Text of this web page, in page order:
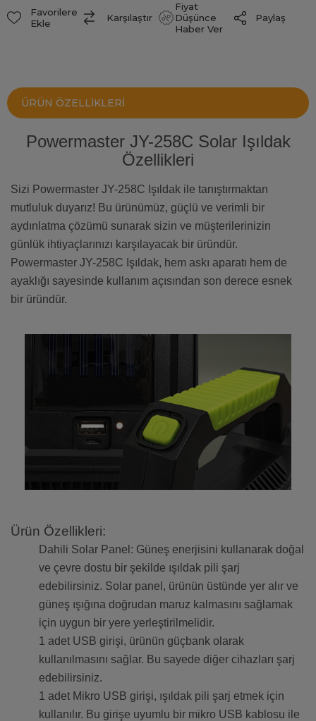
Favorilere
Ekle
Karşılaştır
Fiyat
Düşünce
Haber Ver
Paylaş
ÜRÜN ÖZELLIKLERI
Powermaster JY-258C Solar Işıldak
Özellikleri
Sizi Powermaster JY-258C Işıldak ile tanıştırmaktan
mutluluk duyarız! Bu ürünümüz, güçlü ve verimli bir
aydınlatma çözümü sunarak sizin ve müşterilerinizin
günlük ihtiyaçlarınızı karşılayacak bir üründür.
Powermaster JY-258C Işıldak, hem askı aparatı hem de
ayaklığı sayesinde kullanım açısından son derece esnek
bir üründür.
Ürün Özellikleri:
Dahili Solar Panel: Güneş enerjisini kullanarak doğal
ve çevre dostu bir şekilde ışıldak pili şarj
edebilirsiniz. Solar panel, ürünün üstünde yer alır ve
güneş ışığına doğrudan maruz kalmasını sağlamak
için uygun bir yere yerleştirilmelidir.
1 adet USB girişi, ürünün güçbank olarak
kullanılmasını sağlar. Bu sayede diğer cihazları şarj
edebilirsiniz.
1 adet Mikro USB girişi, ışıldak pili şarj etmek için
kullanılır. Bu girişe uyumlu bir mikro USB kablosu ile